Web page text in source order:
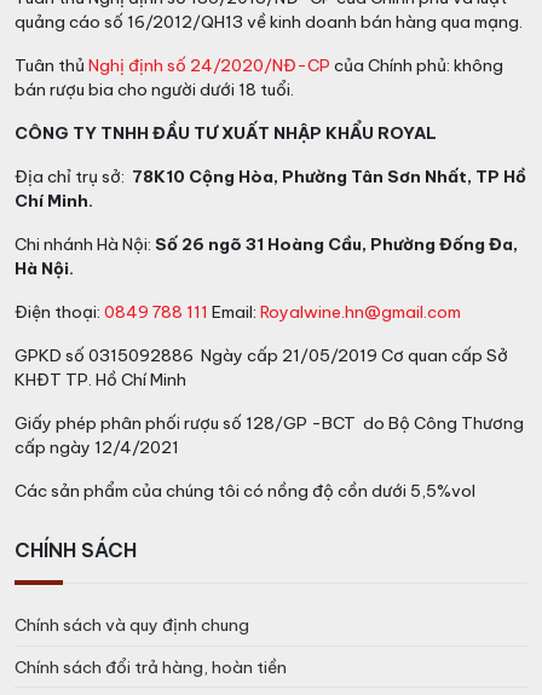
quảng cáo số 16/2012/QH13 về kinh doanh bán hàng qua mạng.
Tuân thủ Nghị định số 24/2020/NĐ-CP của Chính phủ: không
bán rượu bia cho người dưới 18 tuổi.
CÔNG TY TNHH ĐẦU TƯ XUẤT NHẬP KHẨU ROYAL
Địa chỉ trụ sở: 78K10 Cộng Hòa, Phường Tân Sơn Nhất, TP Hồ
Chí Minh.
Chi nhánh Hà Nội: Số 26 ngõ 31 Hoàng Cầu, Phường Đống Đa,
Hà Nội.
Điện thoại: 0849 788 111 Email: Royalwine.hn@gmail.com
GPKD số 0315092886 Ngày cấp 21/05/2019 Cơ quan cấp Sở
KHĐT TP. Hồ Chí Minh
Giấy phép phân phối rượu số 128/GP -BCT do Bộ Công Thương
cấp ngày 12/4/2021
Các sản phẩm của chúng tôi có nồng độ cồn dưới 5,5%vol
CHÍNH SÁCH
Chính sách và quy định chung
Chính sách đổi trả hàng, hoàn tiền